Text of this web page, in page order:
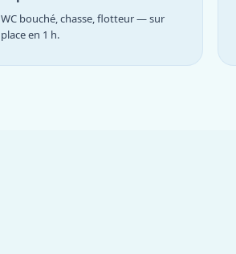
WC bouché, chasse, flotteur — sur
place en 1 h.